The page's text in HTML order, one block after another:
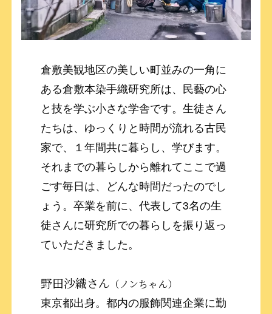
倉敷美観地区の美しい町並みの一角に
ある倉敷本染手織研究所は、民藝の心
と技を学ぶ小さな学舎です。生徒さん
たちは、ゆっくりと時間が流れる古民
家で、１年間共に暮らし、学びます。
それまでの暮らしから離れてここで過
ごす毎日は、どんな時間だったのでし
ょう。卒業を前に、代表して3名の生
徒さんに研究所での暮らしを振り返っ
ていただきました。
野田沙織さん （ノンちゃん）
東京都出身。都内の服飾関連企業に勤